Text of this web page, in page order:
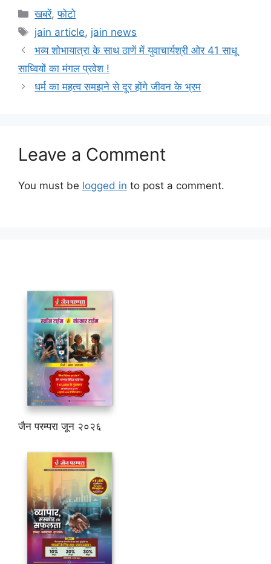
Categories
खबरें,फोटो
Tags
jain article, jain news
भव्य शोभायात्रा के साथ ठाणें में युवाचार्यश्री ओर 41 साधू
साध्वियों का मंगल प्रवेश !
धर्म का महत्व समझने से दूर होंगे जीवन के भ्रम
Leave a Comment
You must be logged in to post a comment.
जैन परम्परा जून २०२६